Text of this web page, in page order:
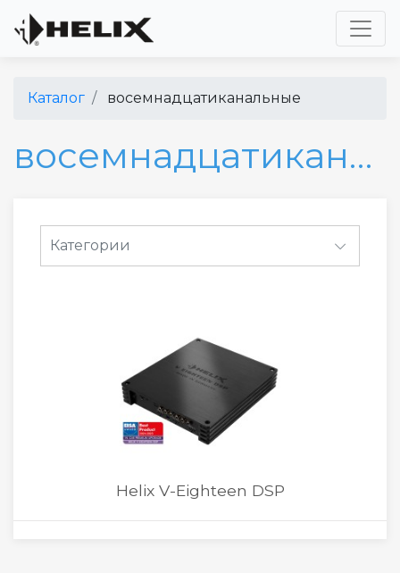
Каталог восемнадцатиканальные
восемнадцатиканальные
Категории
Helix V-Eighteen DSP